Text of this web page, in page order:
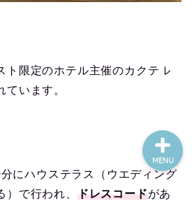
ト限定のホテル主催のカクテル
います。
にハウステラス（ウエディング
で行われ、 ドレスコードがあ
MENU
便利くん 役立さん